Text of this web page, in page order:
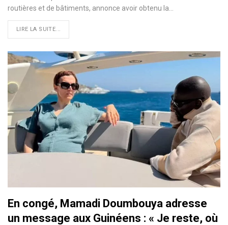
routières et de bâtiments, annonce avoir obtenu la…
LIRE LA SUITE...
En congé, Mamadi Doumbouya adresse
un message aux Guinéens : « Je reste, où